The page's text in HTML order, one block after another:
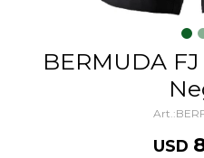
BERMUDA
USD